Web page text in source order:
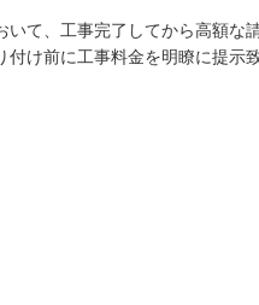
て、工事完了してから高額な
け前に工事料金を明瞭に提示